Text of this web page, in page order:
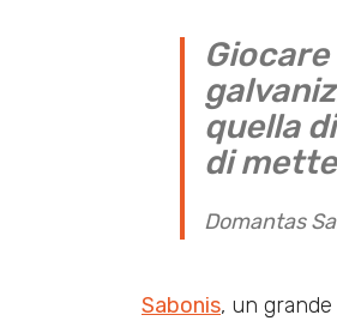
quella
di
Domantas
Sabonis, un